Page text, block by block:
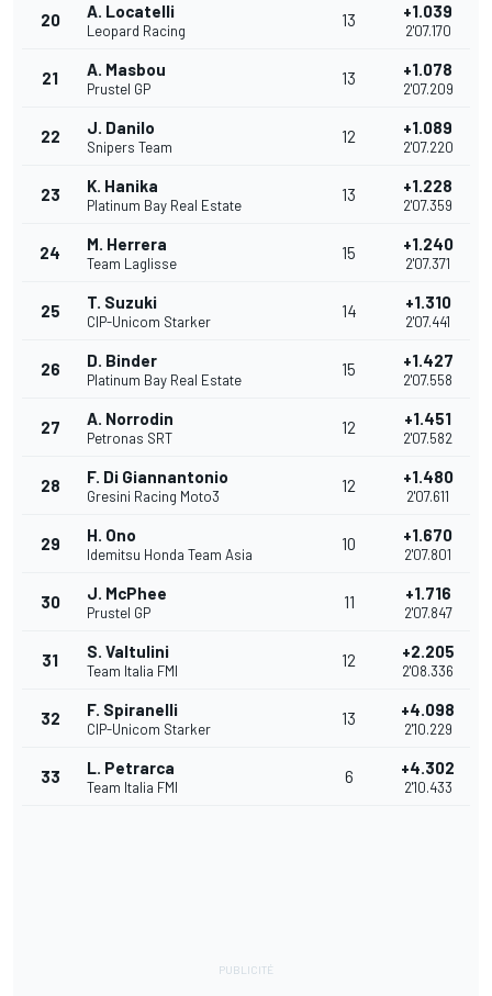
20 A. Locatelli
Leopard Racing
13 +1.039
2'07.170
21 A. Masbou
Prustel GP
13 +1.078
2'07.209
22 J. Danilo
Snipers Team
12 +1.089
2'07.220
23 K. Hanika
Platinum Bay Real Estate
13 +1.228
2'07.359
24 M. Herrera
Team Laglisse
15 +1.240
2'07.371
25 T. Suzuki
CIP-Unicom Starker
14 +1.310
2'07.441
26 D. Binder
Platinum Bay Real Estate
15 +1.427
2'07.558
27 A. Norrodin
Petronas SRT
12 +1.451
2'07.582
28 F. Di Giannantonio
Gresini Racing Moto3
12 +1.480
2'07.611
29 H. Ono
Idemitsu Honda Team Asia
10 +1.670
2'07.801
30 J. McPhee
Prustel GP
11 +1.716
2'07.847
31 S. Valtulini
Team Italia FMI
12 +2.205
2'08.336
32 F. Spiranelli
CIP-Unicom Starker
13 +4.098
2'10.229
33 L. Petrarca
Team Italia FMI
6 +4.302
2'10.433